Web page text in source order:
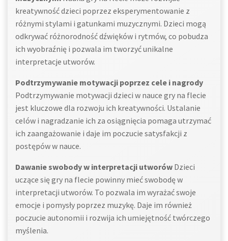
kreatywność dzieci poprzez eksperymentowanie z
różnymi stylami i gatunkami muzycznymi. Dzieci mogą
odkrywać różnorodność dźwięków i rytmów, co pobudza
ich wyobraźnię i pozwala im tworzyć unikalne
interpretacje utworów.
Podtrzymywanie motywacji poprzez cele i nagrody
Podtrzymywanie motywacji dzieci w nauce gry na flecie
jest kluczowe dla rozwoju ich kreatywności. Ustalanie
celów i nagradzanie ich za osiągnięcia pomaga utrzymać
ich zaangażowanie i daje im poczucie satysfakcji z
postępów w nauce.
Dawanie swobody w interpretacji utworów Dzieci
uczące się gry na flecie powinny mieć swobodę w
interpretacji utworów. To pozwala im wyrażać swoje
emocje i pomysły poprzez muzykę. Daje im również
poczucie autonomii i rozwija ich umiejętność twórczego
myślenia.